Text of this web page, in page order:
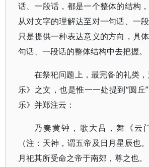
话、一段话，都是一个整体的结构
从对文字的理解达至对一句话、一
只是提供一种表达意义的方向，具
句话、一段话的整体结构中去把握。
在祭祀问题上，最完备的礼类，
乐》之文，也是惟一一处提到“圆丘
乐》并郑注云：
乃奏黄钟，歌大吕，舞《云
（注：天神，谓五帝及日月星辰也
月祀其所受命之帝于南郊，尊之也